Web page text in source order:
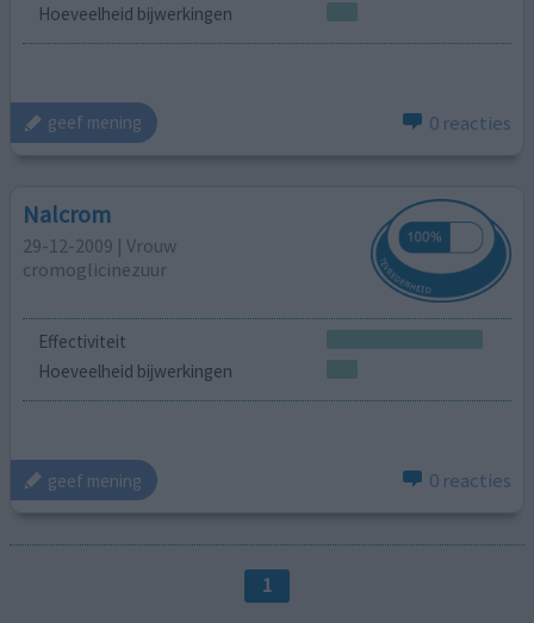
Hoeveelheid bijwerkingen
geef mening 0 reacties
Nalcrom
29-12-2009 | Vrouw
cromoglicinezuur
Effectiviteit
Hoeveelheid bijwerkingen
geef mening 0 reacties
1